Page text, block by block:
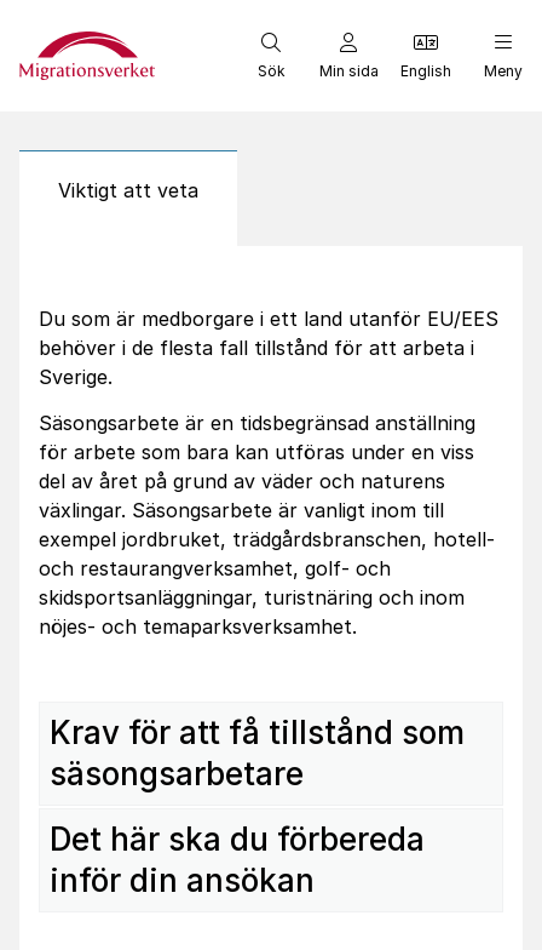
Start
Sök Min sida English Meny
Viktigt att veta
Du som är medborgare i ett land utanför EU/EES
behöver i de flesta fall tillstånd för att arbeta i
Sverige.
Säsongsarbete är en tidsbegränsad anställning
för arbete som bara kan utföras under en viss
del av året på grund av väder och naturens
växlingar. Säsongsarbete är vanligt inom till
exempel jordbruket, trädgårdsbranschen, hotell-
och restaurangverksamhet, golf- och
skidsportsanläggningar, turistnäring och inom
nöjes- och temaparksverksamhet.
Krav för att få tillstånd som
säsongsarbetare
Det här ska du förbereda
inför din ansökan